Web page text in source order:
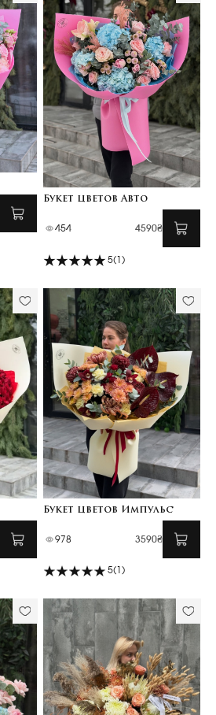
Букет цветов Авто
454 4590₴
5(1)
Букет цветов Импульс
978 3590₴
5(1)